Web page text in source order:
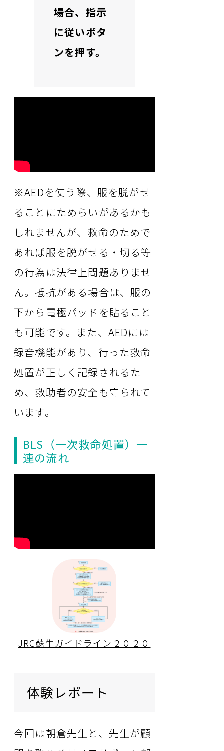
場合、指示
に従いボタ
ンを押す。
※AEDを使う際、服を脱がせ
ることにためらいがあるかも
しれませんが、救命のためで
あれば服を脱がせる・切る等
の行為は法律上問題ありませ
ん。抵抗がある場合は、服の
下から電極パッドを貼ること
も可能です。また、AEDには
録音機能があり、行った救命
処置が正しく記録されるた
め、救助者の安全も守られて
います。
BLS（一次救命処置）一
連の流れ
JRC蘇生ガイドライン２０２０
体験レポート
今回は朝倉先生と、先生が顧